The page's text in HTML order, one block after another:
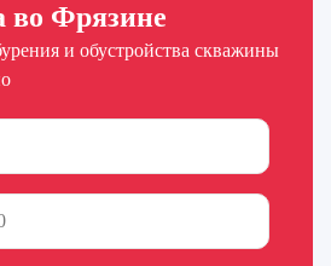
во Фрязине
и обустройства скважины